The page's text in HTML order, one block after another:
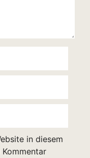
in diesem